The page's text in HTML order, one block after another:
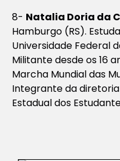
8- Natalia Doria da
Hamburgo (RS).
Universidade Federal
Militante desde os 16
Marcha Mundial das
Integrante da
Estadual dos